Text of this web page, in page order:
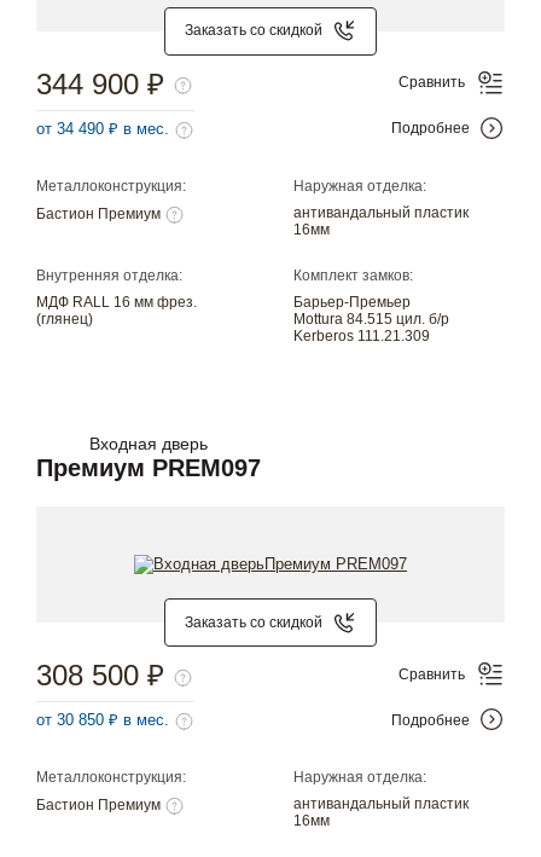
Заказать со скидкой
Металлоконструкция:
Бастион Премиум
Наружная отделка:
антивандальный пластик
16мм
Внутренняя отделка:
МДФ RALL 16 мм фрез.
(глянец)
Комплект замков:
Барьер-Премьер
Mottura 84.515 цил. б/р
Kerberos 111.21.309
344 900 ₽
от 34 490 ₽ в мес.
Сравнить
Подробнее
Входная дверь
Премиум PREM097
Заказать со скидкой
Металлоконструкция:
Бастион Премиум
Наружная отделка:
антивандальный пластик
16мм
308 500 ₽
от 30 850 ₽ в мес.
Сравнить
Подробнее